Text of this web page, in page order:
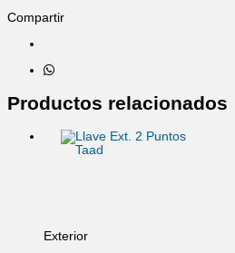
Compartir
Productos relacionados
Exterior